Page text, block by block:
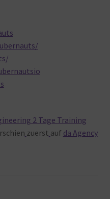
2 Tage Training
zuerst auf da Agency